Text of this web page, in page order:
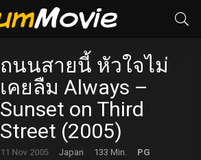
ถนนสายนี้ หัวใจไม่
เคยลืม Always –
Sunset on Third
Street (2005)
11 Nov 2005 Japan 133 Min.
PG